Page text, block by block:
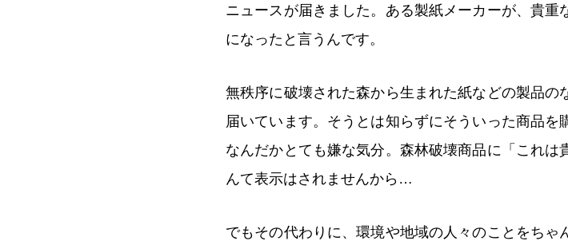
ニュースが届きました。ある製紙メーカーが、貴
になったと言うんです。
無秩序に破壊された森から生まれた紙などの製品
届いています。そうとは知らずにそういった商品を
なんだかとても嫌な気分。森林破壊商品に「これ
んて表示はされませんから…
でもその代わりに、環境や地域の人々のことをちゃ